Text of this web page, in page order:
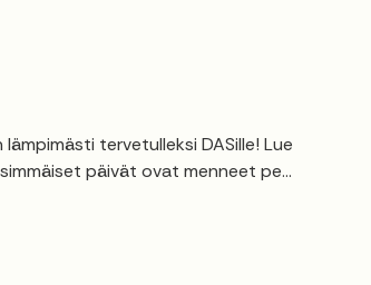
tervetulleksi DASille! Lue
päivät ovat menneet pe...